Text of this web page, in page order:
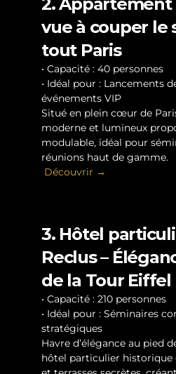
vue à couper le
tout Paris
• Capacité : 40 personnes
• Idéal pour : Lancements
événements VIP
Situé en plein cœur de
moderne et lumineux
modulable, idéal pour
réunions haut de gamme.
Découvrir →
3. Hôtel
Reclus –
de la Tour Eiffel
• Capacité : 210 personnes
• Idéal pour : Séminaires
stratégiques
Havre d’élégance au pied
hôtel particulier historique